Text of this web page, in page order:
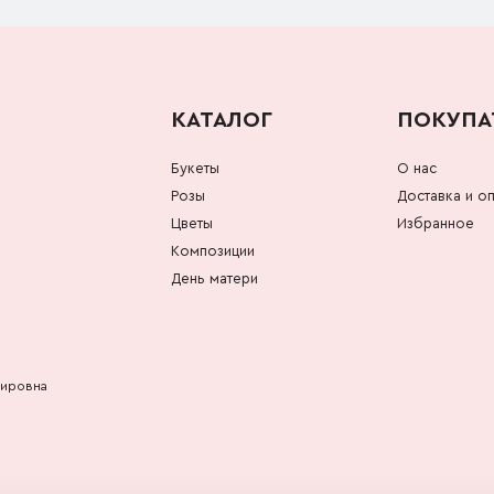
КАТАЛОГ
Букеты
Розы
Цветы
Композиции
День матери
О нас
Доставка и
Избранное